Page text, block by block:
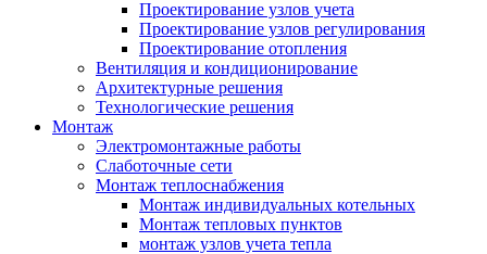
Проектирование узлов учета
Проектирование узлов регулирования
Проектирование отопления
Вентиляция и кондиционирование
Архитектурные решения
Технологические решения
Монтаж
Электромонтажные работы
Слаботочные сети
Монтаж теплоснабжения
Монтаж индивидуальных котельных
Монтаж тепловых пунктов
монтаж узлов учета тепла